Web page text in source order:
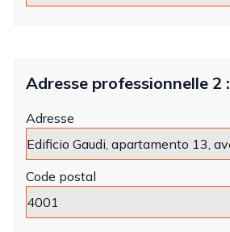
Adresse professionnelle 2 :
Adresse
Code postal